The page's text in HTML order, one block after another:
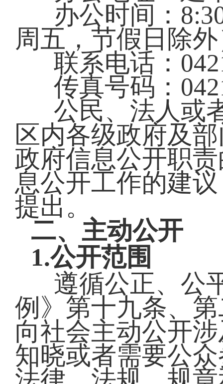
办公时间：
周五，节假日除
联系电话：
传真号码：
公民、法人或
区内各级政府及
政府信息公开职
息公开工作的建
提出。
二、主动公开
1.公开范围
遵循公正、公
例》第十九条、
向社会主动公开
知晓或者需要公